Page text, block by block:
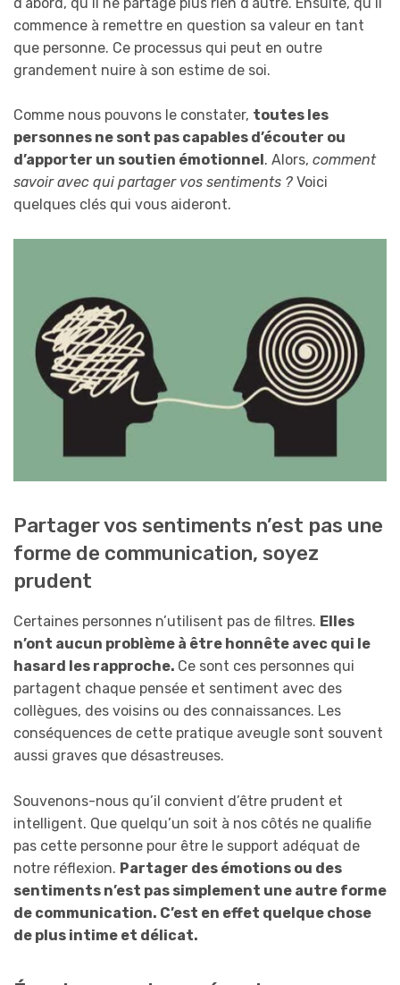
commence à remettre en question sa valeur en tant
que personne. Ce processus qui peut en outre
grandement nuire à son estime de soi.
Comme nous pouvons le constater, toutes les
personnes ne sont pas capables d’écouter ou
d’apporter un soutien émotionnel. Alors, comment
savoir avec qui partager vos sentiments ? Voici
quelques clés qui vous aideront.
Partager vos sentiments n’est pas une
forme de communication, soyez
prudent
Certaines personnes n’utilisent pas de filtres. Elles
n’ont aucun problème à être honnête avec qui le
hasard les rapproche. Ce sont ces personnes qui
partagent chaque pensée et sentiment avec des
collègues, des voisins ou des connaissances. Les
conséquences de cette pratique aveugle sont souvent
aussi graves que désastreuses.
Souvenons-nous qu’il convient d’être prudent et
intelligent. Que quelqu’un soit à nos côtés ne qualifie
pas cette personne pour être le support adéquat de
notre réflexion. Partager des émotions ou des
sentiments n’est pas simplement une autre forme
de communication. C’est en effet quelque chose
de plus intime et délicat.